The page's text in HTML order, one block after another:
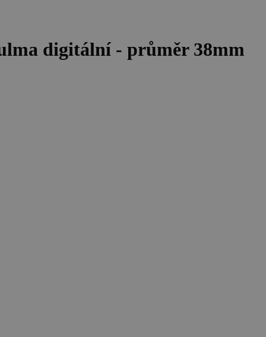
digitální - průměr 38mm